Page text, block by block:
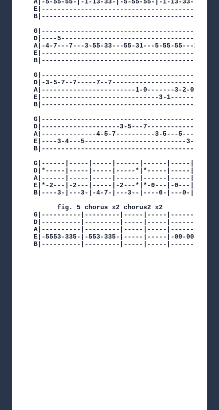
A|-5-55-55-|-1-13-33-|-5-55-55-|-1-13-33-|-5-
D|----
A|-4-7---7---3-55-33---55-31---5-55-55---1-13-
D|-3-5-7--7-----7--
A|------------------------1-0-------3-2-0-----
E|------------------------------3-1-------
D|--------------------3-5---
A|--------------4-5-7----------3-5---5------
E|----3-4---5--------------------------
G|------|-----|-----|------|------|-----|-----
D|*-----|-----|-----|-----*|*-----|-----|-----
A|------|-----|-----|------|------|-----|-----
E|*-2---|-2---|-----|-2---*|*-0---|-0---|-----
B|----3-|---3-|-4-7-|---3--|----0-|---0-|-1-3-
      fig. 5 chorus x2 chorus2 x2
G|----------|---------|-----|-----
D|----------|---------|-----|-----
A|----------|---------|-----|-----
E|-5553-335-|-553-335-|-----|-----|-00-
B|----------|---------|-----|-----